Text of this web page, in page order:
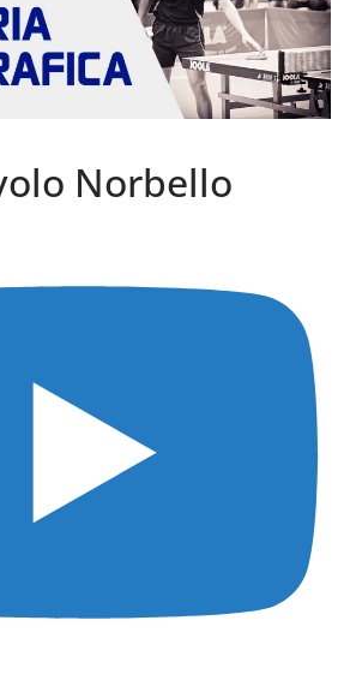
Norbello